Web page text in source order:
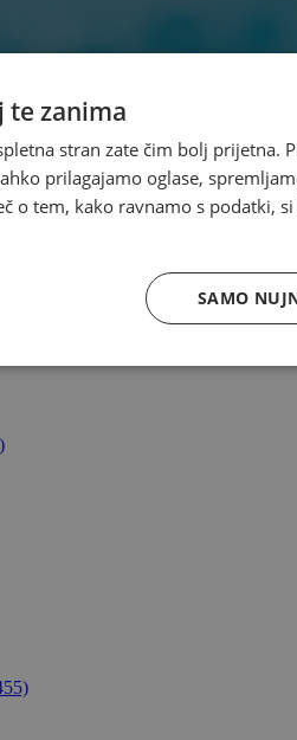
te zanima
stran zate čim bolj prijetna.
prilagajamo oglase,
o tem, kako ravnamo s podatki,
SAMO